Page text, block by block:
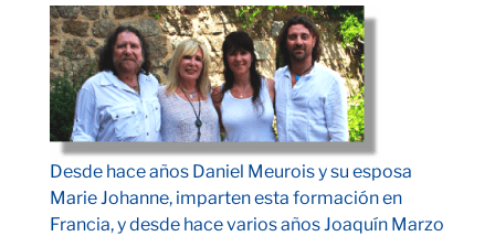
Desde hace años Daniel Meurois y su esposa
Marie Johanne, imparten esta formación en
Francia, y desde hace varios años Joaquín Marzo